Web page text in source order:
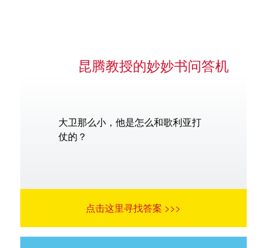
昆腾教授的妙妙书问答机
大卫那么小，他是怎么和歌利亚打
仗的？
点击这里寻找答案 >>>